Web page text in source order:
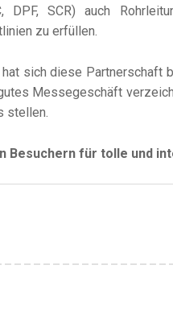
DPF, SCR) auch
zu erfüllen.
sich diese Partnerschaft
Messegeschäft
stellen.
Besuchern für tolle und